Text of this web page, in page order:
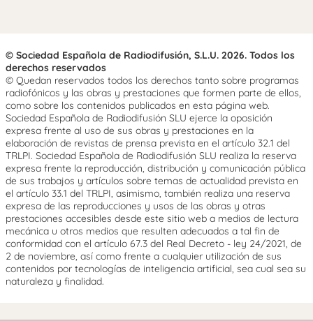
© Sociedad Española de Radiodifusión, S.L.U. 2026. Todos los
derechos reservados
© Quedan reservados todos los derechos tanto sobre programas
radiofónicos y las obras y prestaciones que formen parte de ellos,
como sobre los contenidos publicados en esta página web.
Sociedad Española de Radiodifusión SLU ejerce la oposición
expresa frente al uso de sus obras y prestaciones en la
elaboración de revistas de prensa prevista en el artículo 32.1 del
TRLPI. Sociedad Española de Radiodifusión SLU realiza la reserva
expresa frente la reproducción, distribución y comunicación pública
de sus trabajos y artículos sobre temas de actualidad prevista en
el artículo 33.1 del TRLPI, asimismo, también realiza una reserva
expresa de las reproducciones y usos de las obras y otras
prestaciones accesibles desde este sitio web a medios de lectura
mecánica u otros medios que resulten adecuados a tal fin de
conformidad con el artículo 67.3 del Real Decreto - ley 24/2021, de
2 de noviembre, así como frente a cualquier utilización de sus
contenidos por tecnologías de inteligencia artificial, sea cual sea su
naturaleza y finalidad.